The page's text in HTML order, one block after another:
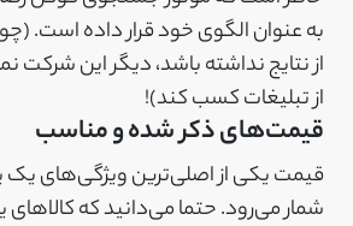
به عنوان الگوی خود قرار داده است.
از نتایج نداشته باشد، دیگر این شرکت
از تبلیغات کسب کند)!
قیمت‌های ذکر شده و مناسب
قیمت یکی از اصلی‌ترین ویژگی‌های یک
شمار می‌رود. حتما می‌دانید که کالاهای